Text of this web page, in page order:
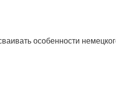
особенности